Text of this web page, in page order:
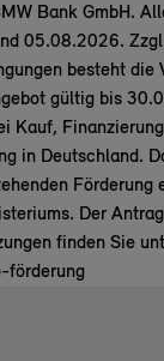
Bank GmbH.
05.08.2026.
besteht
gültig bis
Kauf,
in Deutschland.
Der
finden Sie
förderung